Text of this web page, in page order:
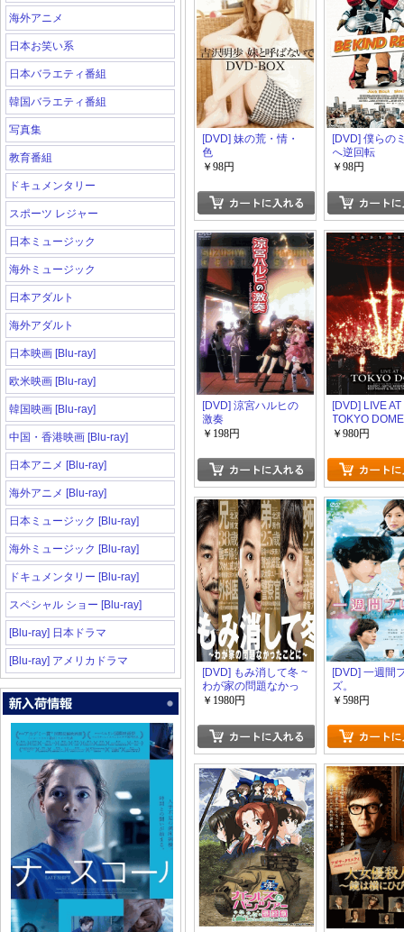
海外アニメ
日本お笑い系
日本バラエティ番組
韓国バラエティ番組
写真集
教育番組
ドキュメンタリー
スポーツ レジャー
日本ミュージック
海外ミュージック
日本アダルト
海外アダルト
日本映画 [Blu-ray]
欧米映画 [Blu-ray]
韓国映画 [Blu-ray]
中国・香港映画 [Blu-ray]
日本アニメ [Blu-ray]
海外アニメ [Blu-ray]
日本ミュージック [Blu-ray]
海外ミュージック [Blu-ray]
ドキュメンタリー [Blu-ray]
スペシャル ショー [Blu-ray]
[Blu-ray] 日本ドラマ
[Blu-ray] アメリカドラマ
[DVD] 妹の荒・情・
色
￥98円
[DVD] 僕らの
へ逆回転
￥98円
[DVD] 涼宮ハルヒの
激奏
￥198円
[DVD] LIVE AT
TOKYO DOME
￥980円
[DVD] もみ消して冬 ~
わが家の問題なかっ
たことに~【完全版】
￥1980円
[DVD] 一週間
ズ。
￥598円